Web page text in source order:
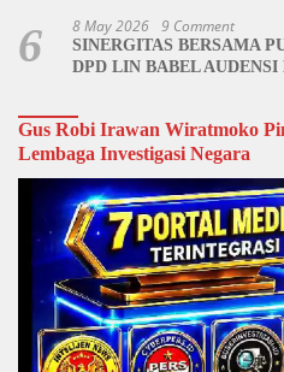
6 8 May 2026 9 Comment
SINERGITAS BERSAMA
DPD LIN BABEL
Gus Robi Irawan Wiratmoko
Lembaga Investigasi Negara
Video
Player